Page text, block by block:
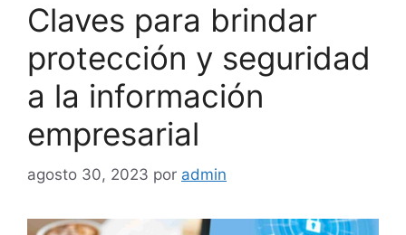
Claves para brindar
protección y seguridad
a la información
empresarial
agosto 30, 2023 por admin